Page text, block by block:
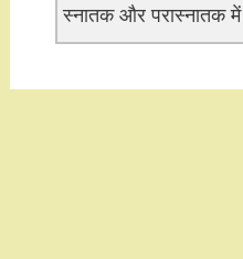
स्नातक और परास्नातक में